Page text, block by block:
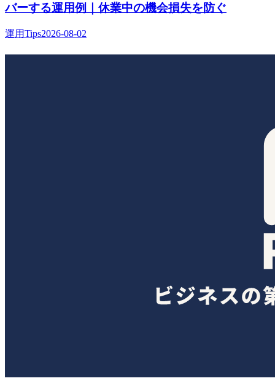
バーする運用例｜休業中の機会損失を防ぐ
運用Tips2026-08-02